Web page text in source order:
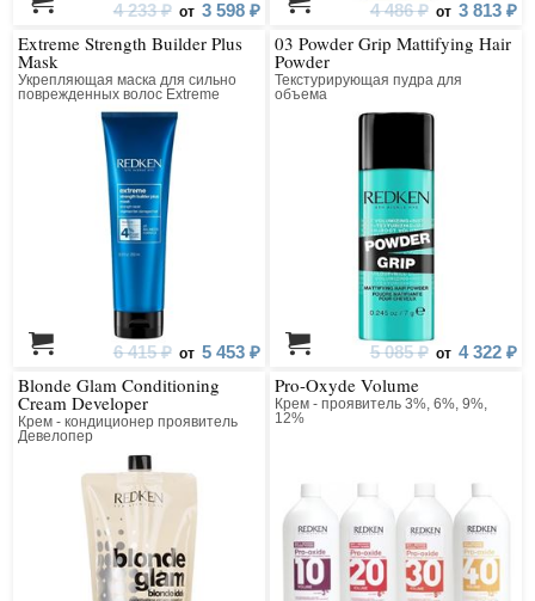
4 233 ₽ от 3 598 ₽ 4 486 ₽ от 3 813 ₽
Extreme Strength Builder Plus
Mask
Укрепляющая маска для сильно
поврежденных волос Extreme
Reconstructor Plus
6 415 ₽ от 5 453 ₽
03 Powder Grip Mattifying Hair
Powder
Текстурирующая пудра для
объема
5 085 ₽ от 4 322 ₽
Blonde Glam Conditioning
Cream Developer
Крем - кондиционер проявитель
Девелопер
Pro-Oxyde Volume
Крем - проявитель 3%, 6%, 9%,
12%